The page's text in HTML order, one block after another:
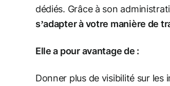
dédiés. Grâce à son
s’adapter à votre manière de
Elle a pour avantage de :
Donner plus de visibilité sur les